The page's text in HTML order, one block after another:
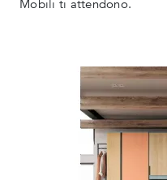
Mobili ti attendono.